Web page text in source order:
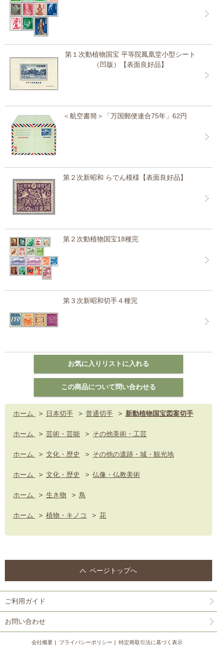
第１次動植物国宝 平等院鳳凰堂小型シート
（凹版）【表面良好品】
＜航空書簡＞「万国郵便連合75年」62円
第２次新昭和 らでん模様【表面良好品】
第２次動植物国宝18種完
第３次新昭和切手４種完
ホーム > 日本切手 > 普通切手 > 新動植物国宝図案切手
ホーム > 芸術・芸能 > その他美術・工芸
ホーム > 文化・歴史 > その他の遺跡・城・観光地
ホーム > 文化・歴史 > 仏像・仏教美術
ホーム > 生き物 > 鳥
ホーム > 植物・キノコ > 花
ページトップへ
ご利用ガイド
お問い合わせ
会社概要 プライバシーポリシー 特定商取引法に基づく表示